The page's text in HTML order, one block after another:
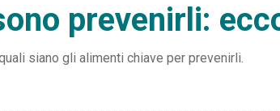
prevenirli:
siano gli alimenti chiave per prevenirli.